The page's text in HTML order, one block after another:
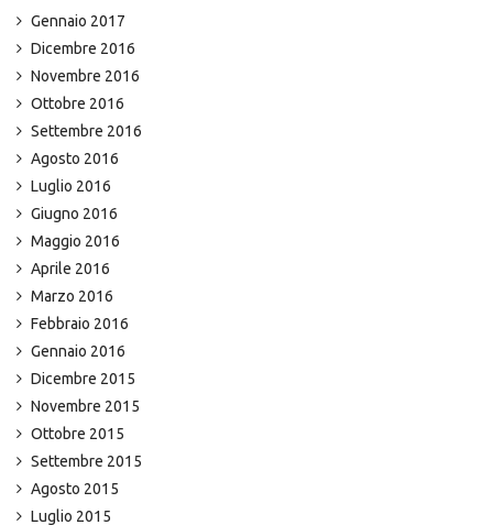
Gennaio 2017
Dicembre 2016
Novembre 2016
Ottobre 2016
Settembre 2016
Agosto 2016
Luglio 2016
Giugno 2016
Maggio 2016
Aprile 2016
Marzo 2016
Febbraio 2016
Gennaio 2016
Dicembre 2015
Novembre 2015
Ottobre 2015
Settembre 2015
Agosto 2015
Luglio 2015